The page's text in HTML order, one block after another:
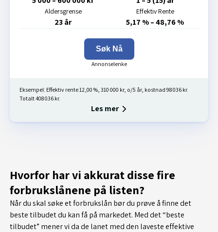
Aldersgrense
23 år
Effektiv Rente
5,17 % – 48,76 %
Søk Nå
Eksempel: Effektiv rente 12,00 %, 310 000 kr, o/5 år, kostnad 98 036 kr.
Totalt 408 036 kr.
Les mer
Hvorfor har vi akkurat disse fire
forbrukslånene på listen?
Når du skal søke et forbrukslån bør du prøve å finne det
beste tilbudet du kan få på markedet. Med det “beste
tilbudet” mener vi da de lanet med den laveste effektive